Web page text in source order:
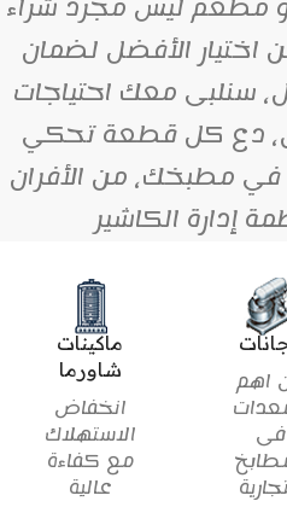
اختيار الأفضل لضمان
سنلبى معك احتياجات
دع كل قطعة تحكي
في مطبخك، من الأفران
إدارة الكاشير
اهم
فى
ماكينات
شاورما
انخفاض
الاستهلاك
مع كفاءة
عالية